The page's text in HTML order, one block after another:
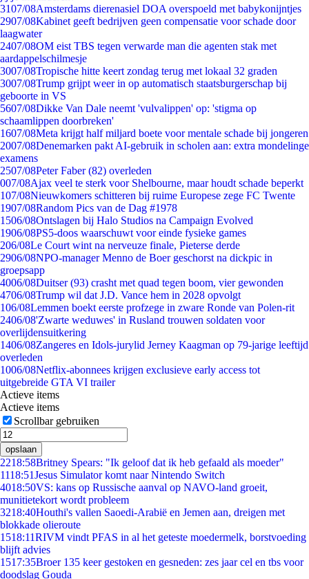
3107/08Amsterdams dierenasiel DOA overspoeld met babykonijntjes
2907/08Kabinet geeft bedrijven geen compensatie voor schade door
laagwater
2407/08OM eist TBS tegen verwarde man die agenten stak met
aardappelschilmesje
3007/08Tropische hitte keert zondag terug met lokaal 32 graden
3007/08Trump grijpt weer in op automatisch staatsburgerschap bij
geboorte in VS
5607/08Dikke Van Dale neemt 'vulvalippen' op: 'stigma op
schaamlippen doorbreken'
1607/08Meta krijgt half miljard boete voor mentale schade bij jongeren
2007/08Denemarken pakt AI-gebruik in scholen aan: extra mondelinge
examens
2507/08Peter Faber (82) overleden
007/08Ajax veel te sterk voor Shelbourne, maar houdt schade beperkt
107/08Nieuwkomers schitteren bij ruime Europese zege FC Twente
1907/08Random Pics van de Dag #1978
1506/08Ontslagen bij Halo Studios na Campaign Evolved
1906/08PS5-doos waarschuwt voor einde fysieke games
206/08Le Court wint na nerveuze finale, Pieterse derde
2906/08NPO-manager Menno de Boer geschorst na dickpic in
groepsapp
4006/08Duitser (93) crasht met quad tegen boom, vier gewonden
4706/08Trump wil dat J.D. Vance hem in 2028 opvolgt
106/08Lemmen boekt eerste profzege in zware Ronde van Polen-rit
2406/08'Zwarte weduwes' in Rusland trouwen soldaten voor
overlijdensuitkering
1406/08Zangeres en Idols-jurylid Jerney Kaagman op 79-jarige leeftijd
overleden
1006/08Netflix-abonnees krijgen exclusieve early access tot
uitgebreide GTA VI trailer
Actieve items
Actieve items
Scrollbar gebruiken
opslaan
2218:58Britney Spears: "Ik geloof dat ik heb gefaald als moeder"
1118:51Jesus Simulator komt naar Nintendo Switch
4018:50VS: kans op Russische aanval op NAVO-land groeit,
munitietekort wordt probleem
3218:40Houthi's vallen Saoedi-Arabië en Jemen aan, dreigen met
blokkade olieroute
1518:11RIVM vindt PFAS in al het geteste moedermelk, borstvoeding
blijft advies
1517:35Broer 135 keer gestoken en gesneden: zes jaar cel en tbs voor
doodslag Gouda